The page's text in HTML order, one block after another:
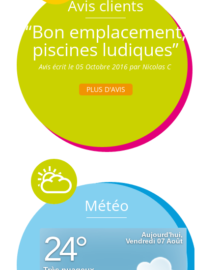
Avis clients
“Bon emplacement,
piscines ludiques”
Avis écrit le 05 Octobre 2016 par Nicolas C
PLUS D'AVIS
Météo